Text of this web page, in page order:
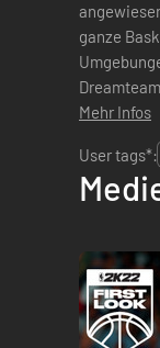
ganze
Mehr Infos
User tags*: